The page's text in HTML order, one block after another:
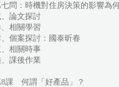
問：時機對住房決策的影響為
、論文探討
相關學習
個案探討：國泰昕春
相關時事
、課後作業
8課 何謂「好產品」？